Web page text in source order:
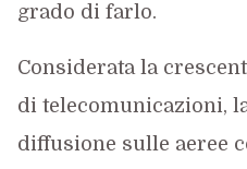
grado di farlo.
Considerata la
di telecomunicazioni,
diffusione sulle aeree